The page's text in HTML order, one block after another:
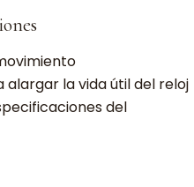
alargar la vida útil del reloj
del